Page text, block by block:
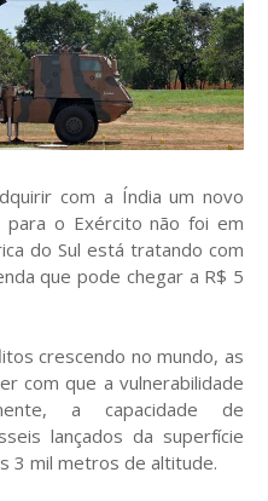
com a Índia um novo
o Exército não foi em
do Sul está tratando com
que pode chegar a R$ 5
crescendo no mundo, as
com que a vulnerabilidade
a capacidade de
lançados da superfície
3 mil metros de altitude.